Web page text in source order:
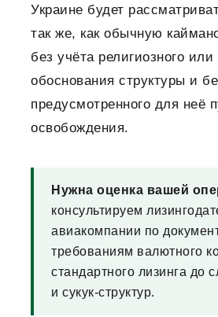
Украине будет
так же, как обычную
без учёта религиозного
обоснования структуры и
предусмотренного для неё
освобождения.
Нужна оценка вашей
консультируем
авиакомпании по
требованиям валютного
стандартного лизинга до
и сукук-структур.